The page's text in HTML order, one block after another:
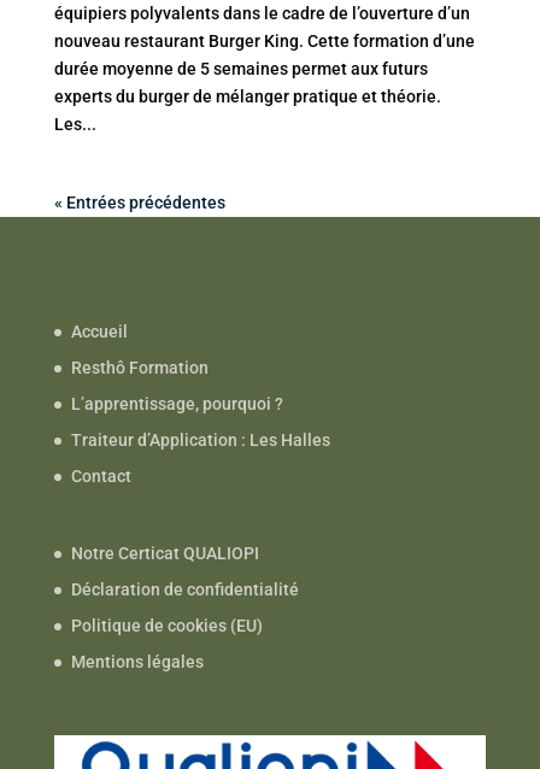
équipiers polyvalents dans le cadre de l’ouverture d’un
nouveau restaurant Burger King. Cette formation d’une
durée moyenne de 5 semaines permet aux futurs
experts du burger de mélanger pratique et théorie.
Les...
« Entrées précédentes
Accueil
Resthô Formation
L’apprentissage, pourquoi ?
Traiteur d’Application : Les Halles
Contact
Notre Certicat QUALIOPI
Déclaration de confidentialité
Politique de cookies (EU)
Mentions légales